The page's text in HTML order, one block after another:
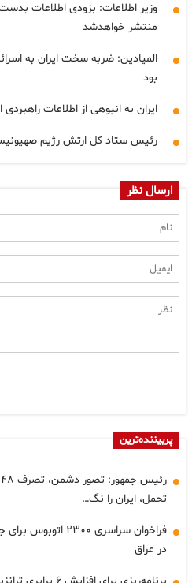
وزیر اطلاعات: بزودی اطلاعات
منتشر خواهدشد
المیادین: ضربه سخت ایران به
بود
ایران به انبوهی از اطلاعات
رئیس ستاد کل ارتش رژیم
ارسال نظر
پربیننده‌ترین
تحمل، ایران را نگ…
در عراق